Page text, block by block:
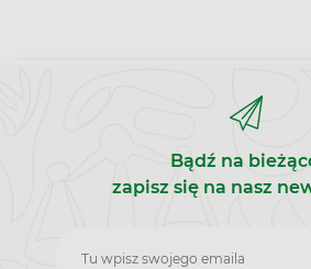
Bądź na
zapisz się na nasz
Zapisz